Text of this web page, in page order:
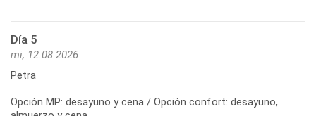
Día 5
mi, 12.08.2026
Petra
Opción MP: desayuno y cena / Opción confort: desayuno,